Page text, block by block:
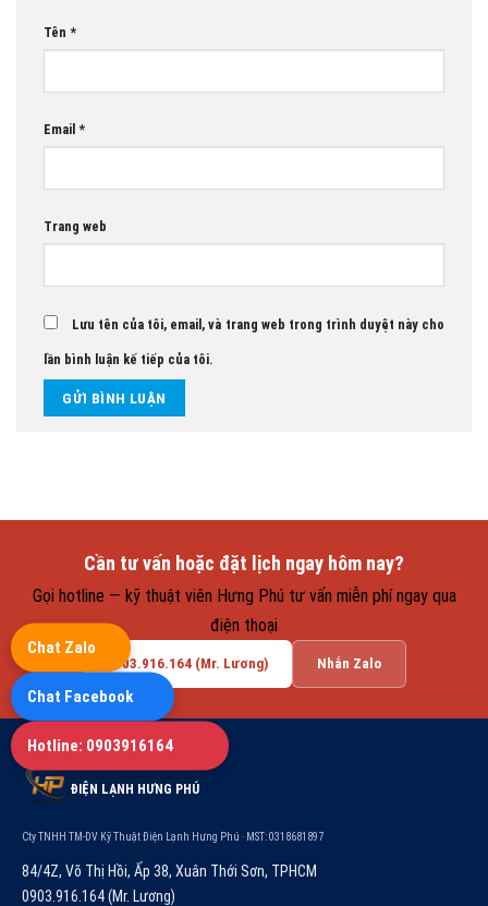
Tên *
Email *
Trang web
Lưu tên của tôi, email, và trang web trong trình duyệt này cho
lần bình luận kế tiếp của tôi.
Cần tư vấn hoặc đặt lịch ngay hôm nay?
Gọi hotline — kỹ thuật viên Hưng Phú tư vấn miễn phí ngay qua
điện thoại
0903.916.164 (Mr. Lương) Nhắn Zalo
ĐIỆN LẠNH HƯNG PHÚ
Cty TNHH TM-DV Kỹ Thuật Điện Lạnh Hưng Phú · MST: 0318681897
84/4Z, Võ Thị Hồi, Ấp 38, Xuân Thới Sơn, TPHCM
0903.916.164 (Mr. Lương)
Chat Zalo
Chat Facebook
Hotline: 0903916164